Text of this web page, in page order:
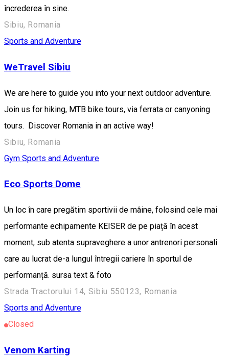
încrederea în sine.
Sibiu, Romania
Sports and Adventure
WeTravel Sibiu
We are here to guide you into your next outdoor adventure.
Join us for hiking, MTB bike tours, via ferrata or canyoning
tours. Discover Romania in an active way!
Sibiu, Romania
Gym Sports and Adventure
Eco Sports Dome
Un loc în care pregătim sportivii de mâine, folosind cele mai
performante echipamente KEISER de pe piață în acest
moment, sub atenta supraveghere a unor antrenori personali
care au lucrat de-a lungul întregii cariere în sportul de
performanță. sursa text & foto
Strada Tractorului 14, Sibiu 550123, Romania
Sports and Adventure
Closed
Venom Karting